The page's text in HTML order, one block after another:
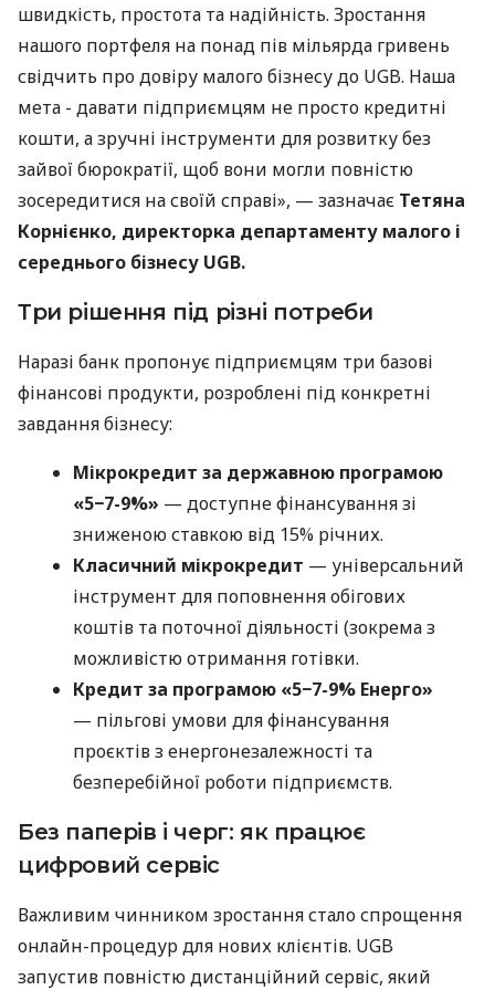
швидкість, простота та надійність. Зростання
нашого портфеля на понад пів мільярда гривень
свідчить про довіру малого бізнесу до UGB. Наша
мета - давати підприємцям не просто кредитні
кошти, а зручні інструменти для розвитку без
зайвої бюрократії, щоб вони могли повністю
зосередитися на своїй справі», — зазначає Тетяна
Корнієнко, директорка департаменту малого і
середнього бізнесу UGB.
Три рішення під різні потреби
Наразі банк пропонує підприємцям три базові
фінансові продукти, розроблені під конкретні
завдання бізнесу:
Мікрокредит за державною програмою
«5−7-9%» — доступне фінансування зі
зниженою ставкою від 15% річних.
Класичний мікрокредит — універсальний
інструмент для поповнення обігових
коштів та поточної діяльності (зокрема з
можливістю отримання готівки.
Кредит за програмою «5−7-9% Енерго»
— пільгові умови для фінансування
проєктів з енергонезалежності та
безперебійної роботи підприємств.
Без паперів і черг: як працює
цифровий сервіс
Важливим чинником зростання стало спрощення
онлайн-процедур для нових клієнтів. UGB
запустив повністю дистанційний сервіс, який